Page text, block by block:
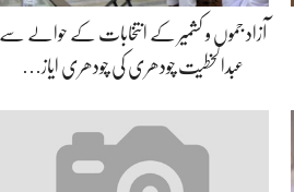
آزاد جموں و کشمیر کے انتخابات کے حوالے سے
عبدالخطیت چودھری کی چودھری ایاز…